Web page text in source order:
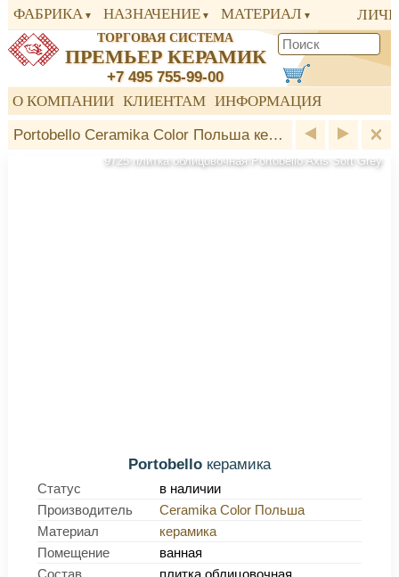
ФАБРИКА НАЗНАЧЕНИЕ МАТЕРИАЛ
ТОРГОВАЯ СИСТЕМА
ПРЕМЬЕР КЕРАМИК
+7 495 755-99-00
О КОМПАНИИ КЛИЕНТАМ ИНФОРМАЦИЯ
Portobello Ceramika Color Польша керамика
9724 плитка облицовочная Portobello Soft Grey
9723 плитка облицовочная Portobello Grey
9725 плитка облицовочная Portobello Axis Soft Grey
Portobelloкерамика
Статус
в наличии
Производитель
Ceramika Color Польша
Материал
керамика
Помещение
ванная
Состав
плитка облицовочная,